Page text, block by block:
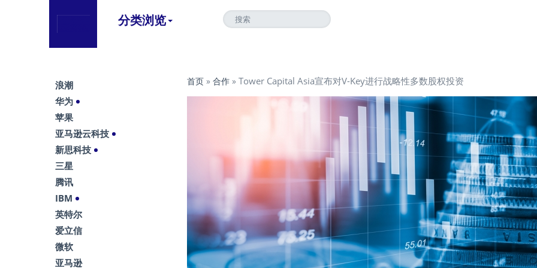
分类浏览
首页 » 合作 » Tower Capital Asia宣布对V-Key进行战略性多数股权投资
浪潮
华为
苹果
亚马逊云科技
新思科技
三星
腾讯
IBM
英特尔
爱立信
微软
亚马逊